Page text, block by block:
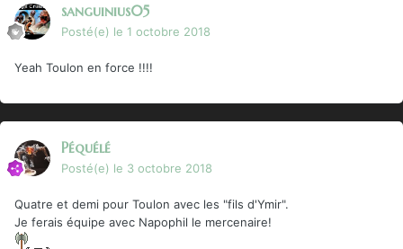
sanguinius05
Posté(e) le 1 octobre 2018
Yeah Toulon en force !!!!
Péquélé
Posté(e) le 3 octobre 2018
Quatre et demi pour Toulon avec les "fils d'Ymir".
Je ferais équipe avec Napophil le mercenaire!